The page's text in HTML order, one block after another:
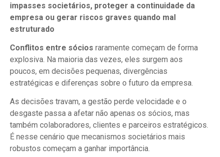
impasses societários, proteger a continuidade da
empresa ou gerar riscos graves quando mal
estruturado
Conflitos entre sócios raramente começam de forma
explosiva. Na maioria das vezes, eles surgem aos
poucos, em decisões pequenas, divergências
estratégicas e diferenças sobre o futuro da empresa.
As decisões travam, a gestão perde velocidade e o
desgaste passa a afetar não apenas os sócios, mas
também colaboradores, clientes e parceiros estratégicos.
É nesse cenário que mecanismos societários mais
robustos começam a ganhar importância.